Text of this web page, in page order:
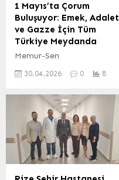
1 Mayıs’ta Çorum
Buluşuyor: Emek, Adalet
ve Gazze İçin Tüm
Türkiye Meydanda
Memur-Sen
tarafından bu yıl
olan 1 Mayıs Emek ve
Dayanışma Günü
programı öncesinde,
Öğretmenevi’nde kapsamlı
bir basın toplantısı
düzenlendi. Toplantıya
Memur-Sen Genel Başkan
30.04.2026 0 8